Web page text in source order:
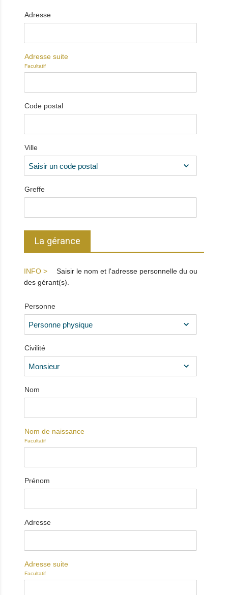
Adresse
Adresse suite
Facultatif
Code postal
Ville
Greffe
La gérance
Saisir le nom et l'adresse personnelle du ou
des gérant(s).
Personne
Civilité
Nom
Nom de naissance
Facultatif
Prénom
Adresse
Adresse suite
Facultatif